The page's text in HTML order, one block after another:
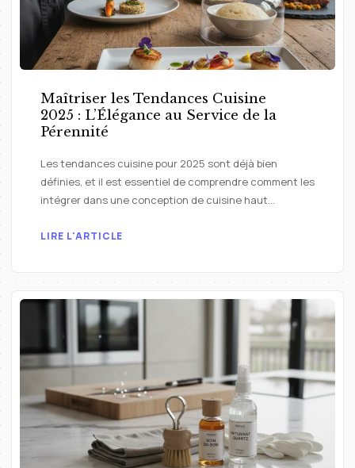
Maîtriser les Tendances Cuisine
2025 : L’Élégance au Service de la
Pérennité
Les tendances cuisine pour 2025 sont déjà bien
définies, et il est essentiel de comprendre comment les
intégrer dans une conception de cuisine haut…
LIRE L'ARTICLE